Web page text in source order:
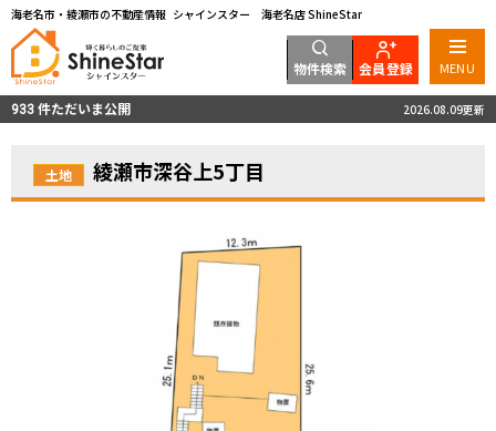
海老名市・綾瀬市の不動産情報 シャインスター 海老名店 ShineStar
物件検索 会員登録 MENU
933 件ただいま公開 2026.08.09更新
土地 綾瀬市深谷上5丁目